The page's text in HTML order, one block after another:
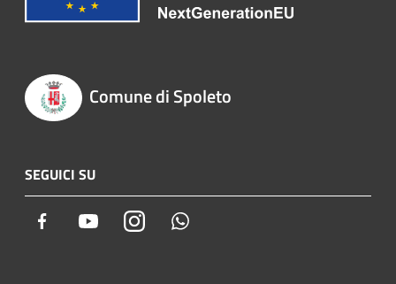
Comune di Spoleto
SEGUICI SU
Facebook YoutubeInstagram